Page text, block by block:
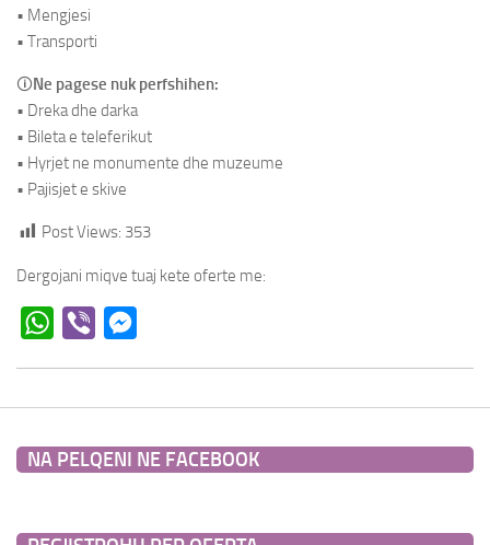
• Mengjesi
• Transporti
🛈Ne pagese nuk perfshihen:
• Dreka dhe darka
• Bileta e teleferikut
• Hyrjet ne monumente dhe muzeume
• Pajisjet e skive
Post Views: 353
Dergojani miqve tuaj kete oferte me:
WhatsApp
Viber
NA PELQENI NE FACEBOOK